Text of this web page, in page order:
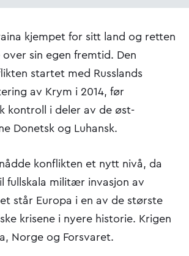
kjempet for sitt land og retten
sin egen fremtid. Den
startet med Russlands
av Krym i 2014, før
kontroll i deler av de øst-
Donetsk og Luhansk.
konflikten et nytt nivå, da
fullskala militær invasjon av
står Europa i en av de største
krisene i nyere historie. Krigen
Norge og Forsvaret.